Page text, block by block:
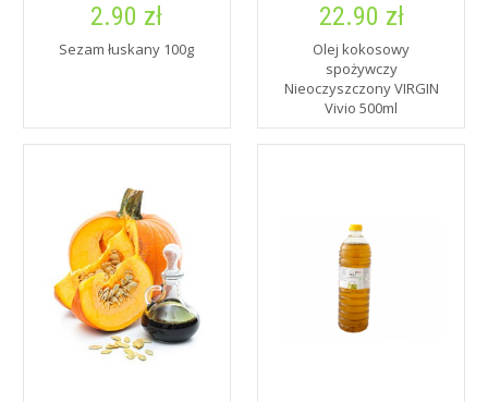
2.90 zł
Sezam łuskany 100g
22.90 zł
Olej kokosowy
spożywczy
Nieoczyszczony VIRGIN
Vivio 500ml